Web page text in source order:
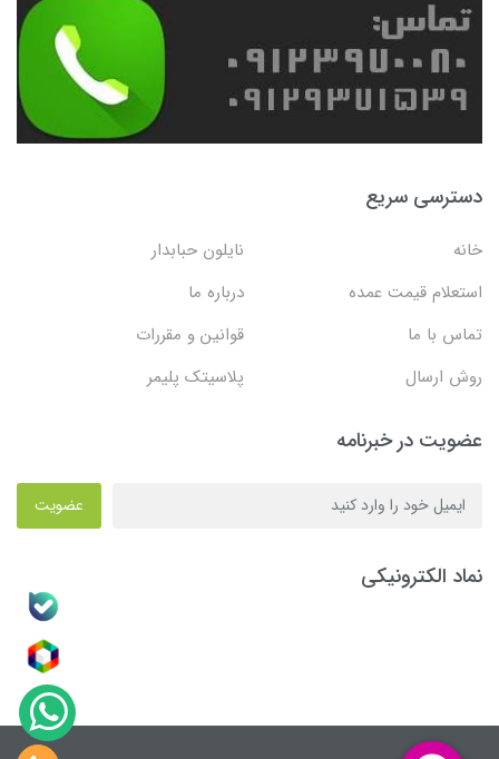
دسترسی سریع
خانه
نایلون حبابدار
استعلام قیمت عمده
درباره ما
تماس با ما
قوانین و مقررات
روش ارسال
پلاسیتک پلیمر
عضویت در خبرنامه
عضویت
نماد الکترونیکی